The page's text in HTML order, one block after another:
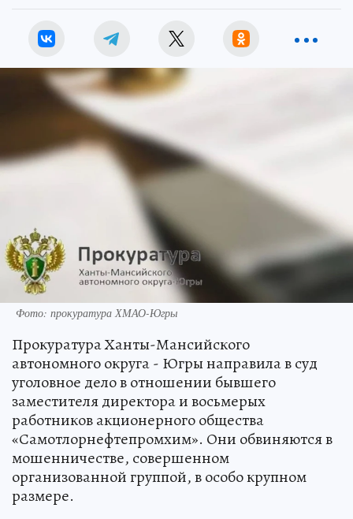
Фото: прокуратура ХМАО-Югры
Прокуратура Ханты-Мансийского
автономного округа - Югры направила в суд
уголовное дело в отношении бывшего
заместителя директора и восьмерых
работников акционерного общества
«Самотлорнефтепромхим». Они обвиняются в
мошенничестве, совершенном
организованной группой, в особо крупном
размере.